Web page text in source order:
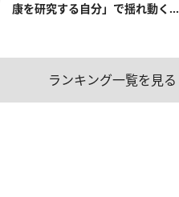
康を研究する自分」で揺れ動く...
ランキング一覧を見る